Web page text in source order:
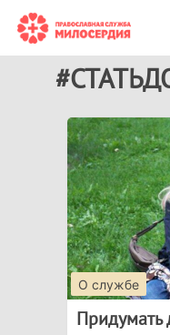
О службе
Придумать